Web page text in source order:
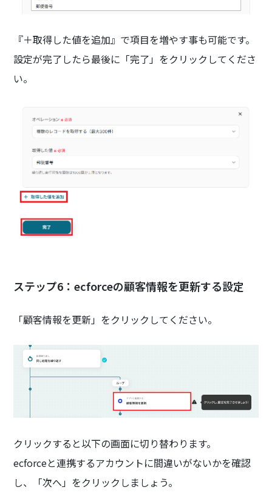
『＋取得した値を追加』で項目を増やす事も可能です。
設定が完了したら最後に「完了」をクリックしてくださ
い。
ステップ6：ecforceの顧客情報を更新する設定
「顧客情報を更新」をクリックしてください。
クリックすると以下の画面に切り替わります。
ecforceと連携するアカウントに間違いがないかを確認
し、「次へ」をクリックしましょう。